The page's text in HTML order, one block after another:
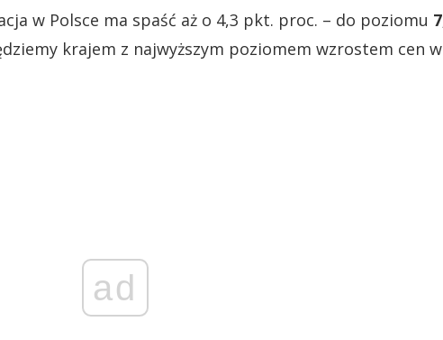
w Polsce ma spaść aż o 4,3 pkt. proc. – do poziomu
krajem z najwyższym poziomem wzrostem cen w
ad